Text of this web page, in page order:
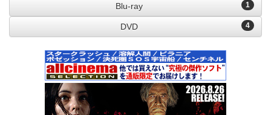
1
Blu-ray
4
DVD